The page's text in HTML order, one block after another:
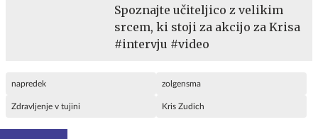
Spoznajte učiteljico z velikim
srcem, ki stoji za akcijo za Krisa
#intervju #video
napredek zolgensma
Zdravljenje v tujini Kris Zudich